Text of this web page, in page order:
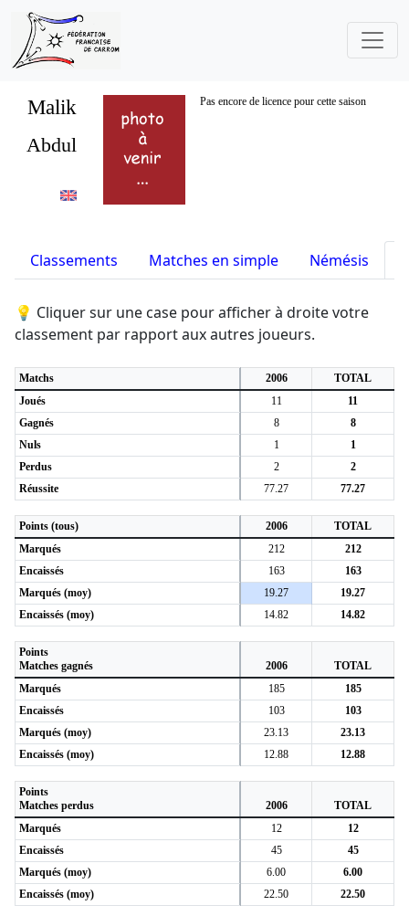
Malik Pas encore de licence pour cette saison
Abdul
Classements Matches en simple Némésis
💡 Cliquer sur une case pour afficher à droite votre
classement par rapport aux autres joueurs.
Matchs 2006
TOTAL
Joués
11
11
Gagnés
8
8
Nuls
1
1
Perdus
2
2
Réussite
77.27 77.27
Points (tous) 2006
TOTAL
Marqués
212
212
Encaissés
163
163
Marqués (moy)
19.27
19.27
Encaissés (moy)
14.82 14.82
Points
Matches gagnés
2006
TOTAL
Marqués
185
185
Encaissés
103
103
Marqués (moy)
23.13
23.13
Encaissés (moy)
12.88 12.88
Points
Matches perdus
2006
TOTAL
Marqués
12
12
Encaissés
45
45
Marqués (moy)
6.00
6.00
Encaissés (moy)
22.50 22.50